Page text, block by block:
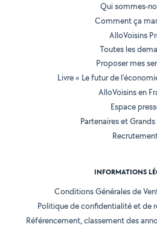
Qui sommes-
Comment ça
AlloVoisins
Toutes les
Proposer mes
Livre « Le futur de
AlloVoisins en
Espace
Partenaires et
INFORMATIONS
Conditions Générales de
Politique de confidentialité et de
Référencement, classement des